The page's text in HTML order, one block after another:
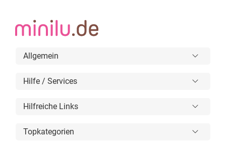
Allgemein
Hilfe / Services
Hilfreiche Links
Topkategorien